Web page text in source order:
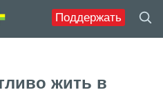
Поддержать
жить в